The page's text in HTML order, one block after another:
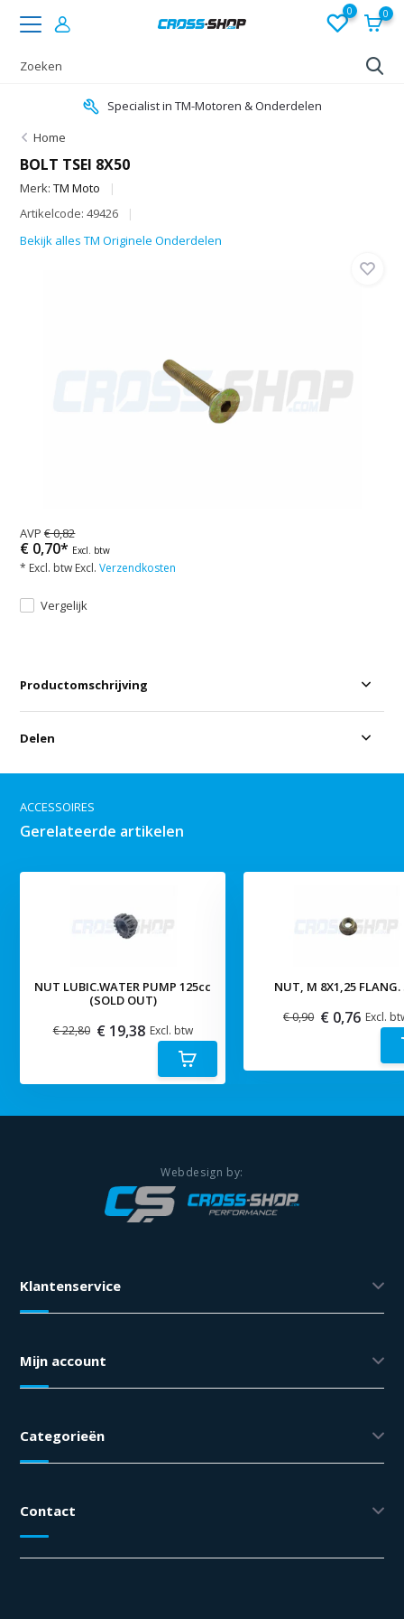
0 0
Specialist in TM-Motoren & Onderdelen
Home
BOLT TSEI 8X50
Merk:TM Moto
Artikelcode: 49426
Bekijk alles TM Originele Onderdelen
AVP€ 0,82
€ 0,70* Excl. btw
* Excl. btw Excl.Verzendkosten
Vergelijk
Productomschrijving
Delen
ACCESSOIRES
Gerelateerde artikelen
NUT LUBIC.WATER PUMP 125cc
(SOLD OUT)
€ 22,80 € 19,38 Excl. btw
NUT, M 8X1,25 FLANG.
€ 0,90 € 0,76 Excl.
Klantenservice
Mijn account
Categorieën
Contact